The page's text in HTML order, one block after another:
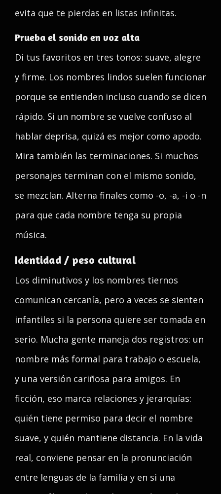
evita que te pierdas en listas infinitas.
Prueba el sonido en voz alta
Di tus favoritos en tres tonos: suave, alegre
y firme. Los nombres lindos suelen funcionar
porque se entienden incluso cuando se dicen
rápido. Si un nombre se vuelve confuso al
hablar deprisa, quizá es mejor como apodo.
Mira también las terminaciones. Si muchos
personajes terminan con el mismo sonido,
se mezclan. Alterna finales como -o, -a, -i o -n
para que cada nombre tenga su propia
música.
Identidad / peso cultural
Los diminutivos y los nombres tiernos
comunican cercanía, pero a veces se sienten
infantiles si la persona quiere ser tomada en
serio. Mucha gente maneja dos registros: un
nombre más formal para trabajo o escuela,
y una versión cariñosa para amigos. En
ficción, eso marca relaciones y jerarquías:
quién tiene permiso para decir el nombre
suave, y quién mantiene distancia. En la vida
real, conviene pensar en la pronunciación
entre lenguas de la familia y en si una